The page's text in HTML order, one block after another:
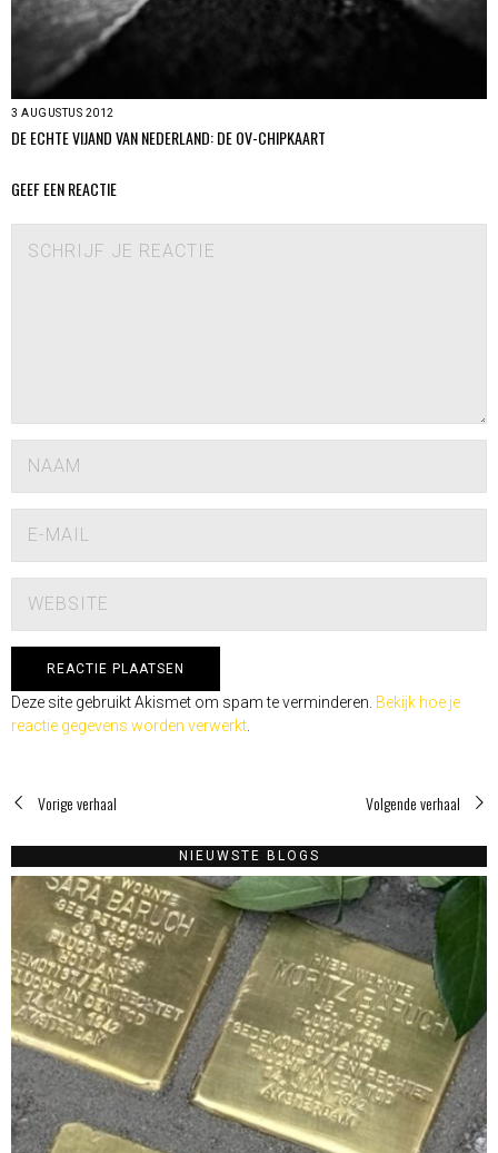
3 AUGUSTUS 2012
DE ECHTE VIJAND VAN NEDERLAND: DE OV-CHIPKAART
GEEF EEN REACTIE
Deze site gebruikt Akismet om spam te verminderen. Bekijk hoe je
reactie gegevens worden verwerkt
Vorige verhaal Volgende verhaal
NIEUWSTE BLOGS